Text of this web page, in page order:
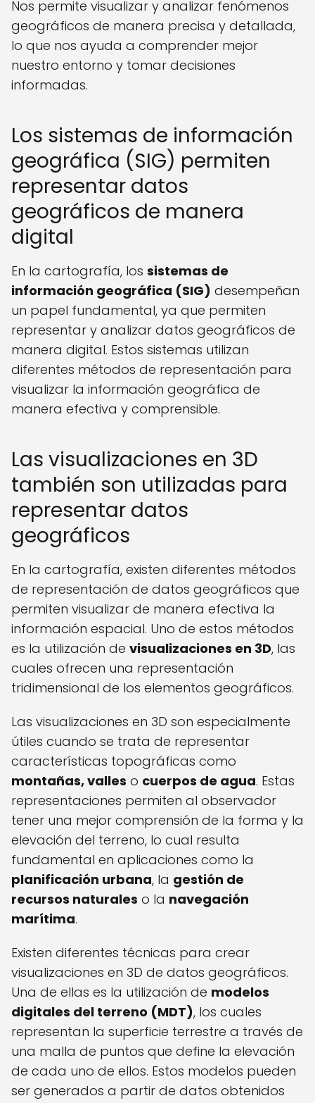
Nos permite visualizar y analizar fenómenos
geográficos de manera precisa y detallada,
lo que nos ayuda a comprender mejor
nuestro entorno y tomar decisiones
informadas.
Los sistemas de información
geográfica (SIG) permiten
representar datos
geográficos de manera
digital
En la cartografía, los sistemas de
información geográfica (SIG) desempeñan
un papel fundamental, ya que permiten
representar y analizar datos geográficos de
manera digital. Estos sistemas utilizan
diferentes métodos de representación para
visualizar la información geográfica de
manera efectiva y comprensible.
Las visualizaciones en 3D
también son utilizadas para
representar datos
geográficos
En la cartografía, existen diferentes métodos
de representación de datos geográficos que
permiten visualizar de manera efectiva la
información espacial. Uno de estos métodos
es la utilización de visualizaciones en 3D, las
cuales ofrecen una representación
tridimensional de los elementos geográficos.
Las visualizaciones en 3D son especialmente
útiles cuando se trata de representar
características topográficas como
montañas, valles o cuerpos de agua. Estas
representaciones permiten al observador
tener una mejor comprensión de la forma y la
elevación del terreno, lo cual resulta
fundamental en aplicaciones como la
planificación urbana, la gestión de
recursos naturales o la navegación
marítima.
Existen diferentes técnicas para crear
visualizaciones en 3D de datos geográficos.
Una de ellas es la utilización de modelos
digitales del terreno (MDT), los cuales
representan la superficie terrestre a través de
una malla de puntos que define la elevación
de cada uno de ellos. Estos modelos pueden
ser generados a partir de datos obtenidos